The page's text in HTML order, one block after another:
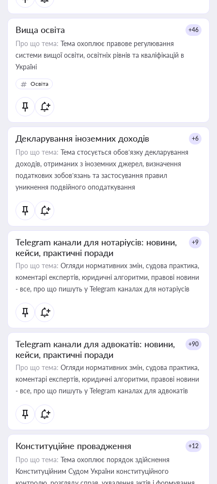
Вища освіта +46
Про що тема: Тема охоплює правове регулювання
системи вищої освіти, освітніх рівнів та кваліфікацій в
Україні
Освіта
Декларування іноземних доходів +6
Про що тема: Тема стосується обов’язку декларування
доходів, отриманих з іноземних джерел, визначення
податкових зобов’язань та застосування правил
уникнення подвійного оподаткування
Telegram канали для нотаріусів: новини,
кейси, практичні поради
+9
Про що тема: Огляди нормативних змін, судова практика,
коментарі експертів, юридичні алгоритми, правові новини
- все, про що пишуть у Telegram каналах для нотаріусів
Telegram канали для адвокатів: новини,
кейси, практичні поради
+90
Про що тема: Огляди нормативних змін, судова практика,
коментарі експертів, юридичні алгоритми, правові новини
- все, про що пишуть у Telegram каналах для адвокатів
Конституційне провадження +12
Про що тема: Тема охоплює порядок здійснення
Конституційним Судом України конституційного